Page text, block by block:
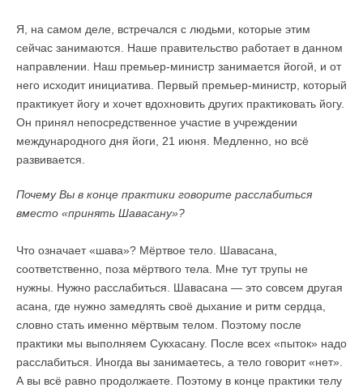
Я, на самом деле, встречался с людьми, которые этим
сейчас занимаются. Наше правительство работает в данном
направлении. Наш премьер-министр занимается йогой, и от
него исходит инициатива. Первый премьер-министр, который
практикует йогу и хочет вдохновить других практиковать йогу.
Он принял непосредственное участие в учреждении
международного дня йоги, 21 июня. Медленно, но всё
развивается.
Почему Вы в конце практики говорите расслабиться
вместо «принять Шавасану»?
Что означает «шава»? Мёртвое тело. Шавасана,
соответственно, поза мёртвого тела. Мне тут трупы не
нужны. Нужно расслабиться. Шавасана — это совсем другая
асана, где нужно замедлять своё дыхание и ритм сердца,
словно стать именно мёртвым телом. Поэтому после
практики мы выполняем Сукхасану. После всех «пыток» надо
расслабиться. Иногда вы занимаетесь, а тело говорит «нет».
А вы всё равно продолжаете. Поэтому в конце практики телу